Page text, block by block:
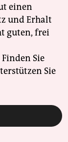
einen
und Erhalt
guten, frei
Sie
Sie